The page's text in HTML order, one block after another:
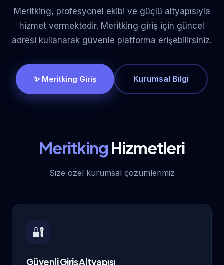
Meritking, profesyonel ekibi ve güçlü altyapısıyla
hizmet vermektedir. Meritking giriş için güncel
adresi kullanarak güvenle platforma erişebilirsiniz.
✨ Meritking Giriş Kurumsal Bilgi
Meritking Hizmetleri
Size özel kurumsal çözümlerimiz
🔐
Güvenli Giriş Altyapısı